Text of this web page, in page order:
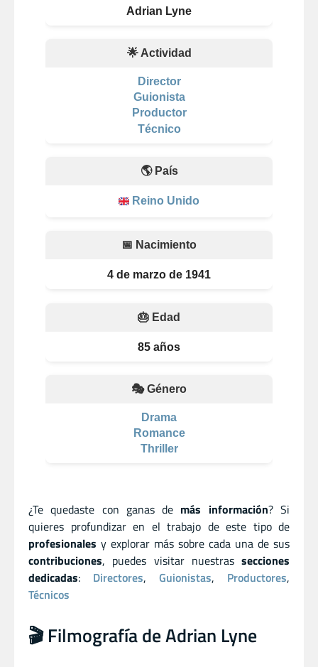
Adrian Lyne
🌟 Actividad
Director
Guionista
Productor
Técnico
🌎 País
Reino Unido
📅 Nacimiento
4 de marzo de 1941
🎂 Edad
85 años
🎭 Género
Drama
Romance
Thriller
¿Te quedaste con ganas de más información? Si
quieres profundizar en el trabajo de este tipo de
profesionales y explorar más sobre cada una de sus
contribuciones, puedes visitar nuestras secciones
dedicadas: Directores, Guionistas, Productores,
Técnicos
🎬 Filmografía de Adrian Lyne